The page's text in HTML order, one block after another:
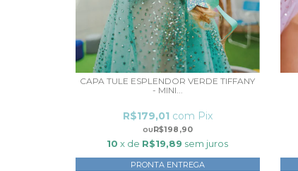
CAPA TULE ESPLENDOR VERDE TIFFANY
- MINI...
R$198,90
R$179,01 com Pix
10 x de R$19,89 sem juros
PRONTA ENTREGA